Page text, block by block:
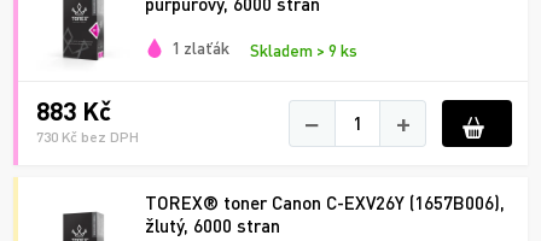
1 zlaťák Skladem > 9 ks
883 Kč
730 Kč bez DPH − +
TOREX® toner Canon C-EXV26Y (1657B006),
žlutý, 6000 stran